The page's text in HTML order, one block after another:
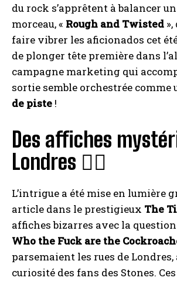
du rock s’apprêtent à balancer
morceau, « Rough and Twisted
faire vibrer les aficionados cet
de plonger tête première dans
campagne marketing qui
sortie semble orchestrée comme
de piste !
Des affiches
Londres 🕵️‍♂️
L’intrigue a été mise en lumière
article dans le prestigieux The
affiches bizarres avec la
Who the Fuck are the
parsemaient les rues de
curiosité des fans des Stones.